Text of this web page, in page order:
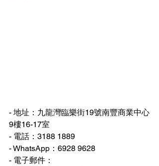
- 地址：九龍灣臨樂街19號南豐商業中心
9樓16-17室
- 電話：3188 1889
- WhatsApp：6928 9628
- 電子郵件：